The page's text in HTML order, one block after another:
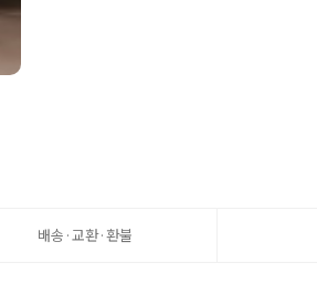
배송·교환·환불